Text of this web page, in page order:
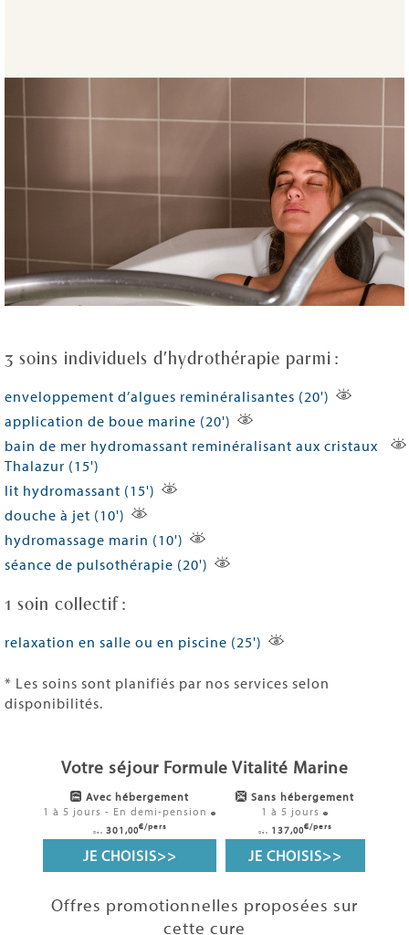
3 soins individuels d’hydrothérapie parmi :
enveloppement d’algues reminéralisantes (20')
application de boue marine (20')
bain de mer hydromassant reminéralisant aux cristaux
Thalazur (15')
lit hydromassant (15')
douche à jet (10')
hydromassage marin (10')
séance de pulsothérapie (20')
1 soin collectif :
relaxation en salle ou en piscine (25')
* Les soins sont planifiés par nos services selon
disponibilités.
Votre séjour Formule Vitalité Marine
Avec hébergement
1 à 5 jours - En demi-pension
Dès 301,00€/pers
JE CHOISIS>>
Sans hébergement
1 à 5 jours
Dès 137,00€/pers
JE CHOISIS>>
Offres promotionnelles proposées sur
cette cure